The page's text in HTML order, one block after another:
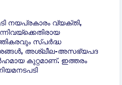
നയപ്രകാരം വ്യക്തി,
സ്പർദ്ധ
അശ്ലീല-അസഭ്യപദ
കുറ്റമാണ്. ഇത്തരം